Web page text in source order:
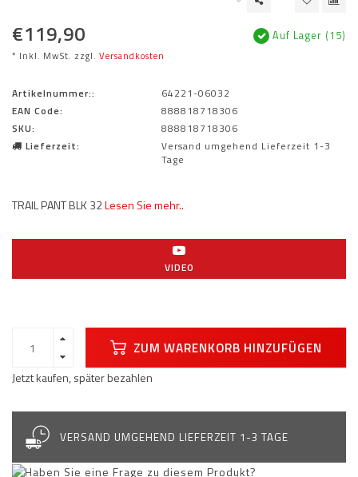
€119,90
* Inkl. MwSt. zzgl. Versandkosten
Auf Lager (15)
Artikelnummer::
64221-06032
EAN Code:
888818718306
SKU:
888818718306
Lieferzeit:
Versand umgehend Lieferzeit 1-3
Tage
TRAIL PANT BLK 32Lesen Sie mehr..
VIDEO
ZUM WARENKORB HINZUFÜGEN
Jetzt kaufen, später bezahlen
VERSAND UMGEHEND LIEFERZEIT 1-3 TAGE